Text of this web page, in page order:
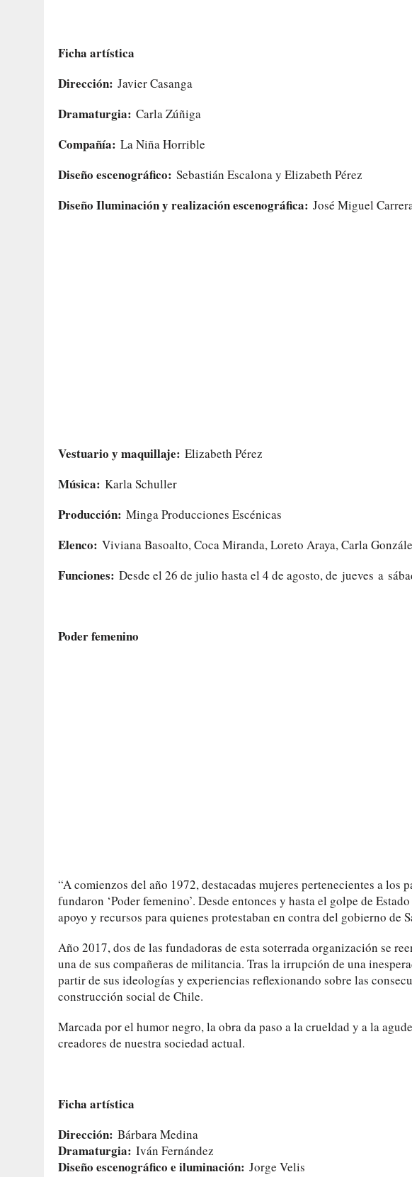
Ficha artística
Dirección: Javier Casanga
Dramaturgia: Carla Zúñiga
Compañía: La Niña Horrible
Diseño escenográfico: Sebastián Escalona y Elizabeth Pérez
Diseño Iluminación y realización escenográfica: José Miguel
Vestuario y maquillaje: Elizabeth Pérez
Música: Karla Schuller
Producción: Minga Producciones Escénicas
Elenco: Viviana Basoalto, Coca Miranda, Loreto Araya, Carla
Funciones: Desde el 26 de julio hasta el 4 de agosto, de jueves a
Poder femenino
“A comienzos del año 1972, destacadas mujeres pertenecientes a los
fundaron ‘Poder femenino’. Desde entonces y hasta el golpe de
apoyo y recursos para quienes protestaban en contra del gobierno de
Año 2017, dos de las fundadoras de esta soterrada organización se
una de sus compañeras de militancia. Tras la irrupción de una
partir de sus ideologías y experiencias reflexionando sobre las
construcción social de Chile.
Marcada por el humor negro, la obra da paso a la crueldad y a la
creadores de nuestra sociedad actual.
Ficha artística
Dirección: Bárbara Medina
Dramaturgia: Iván Fernández
Diseño escenográfico e iluminación: Jorge Velis